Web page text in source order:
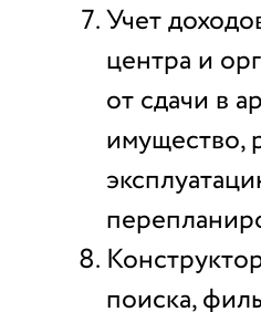
Учет
центра и
от сдачи в
имущество,
поиска,